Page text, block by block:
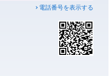
電話番号を表示する